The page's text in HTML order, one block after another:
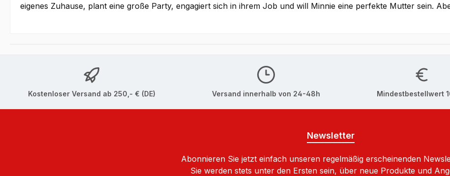
eigenes Zuhause, plant eine große Party, engagiert sich in ihrem Job und will Minnie eine perfekte Mutter sein.
Kostenloser Versand ab 250,- € (DE) Versand innerhalb von 24-48h Mindestbestellwert
Newsletter
Abonnieren Sie jetzt einfach unseren regelmäßig erscheinenden
Sie werden stets unter den Ersten sein, über neue Produkte und